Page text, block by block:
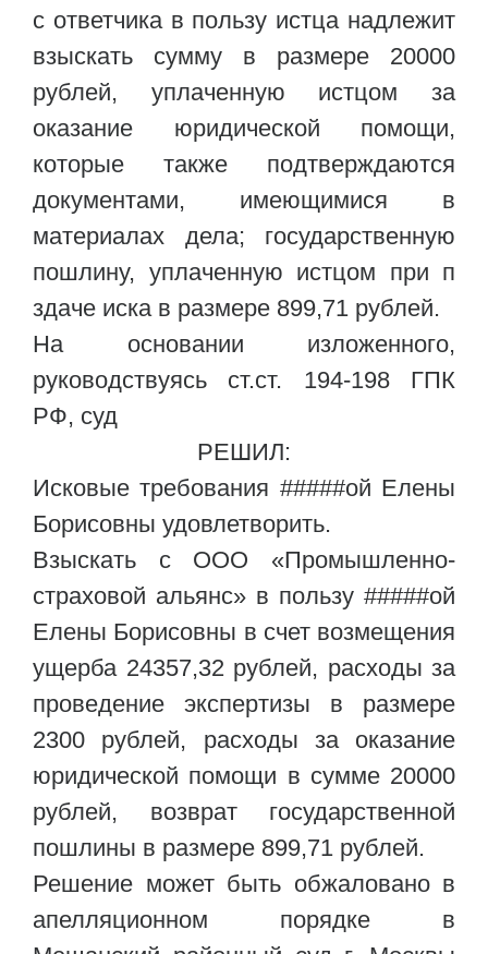
с ответчика в пользу истца надлежит
взыскать сумму в размере 20000
рублей, уплаченную истцом за
оказание юридической помощи,
которые также подтверждаются
документами, имеющимися в
материалах дела; государственную
пошлину, уплаченную истцом при п
здаче иска в размере 899,71 рублей.
На основании изложенного,
руководствуясь ст.ст. 194-198 ГПК
РФ, суд
РЕШИЛ:
Исковые требования #####ой Елены
Борисовны удовлетворить.
Взыскать с ООО «Промышленно-
страховой альянс» в пользу #####ой
Елены Борисовны в счет возмещения
ущерба 24357,32 рублей, расходы за
проведение экспертизы в размере
2300 рублей, расходы за оказание
юридической помощи в сумме 20000
рублей, возврат государственной
пошлины в размере 899,71 рублей.
Решение может быть обжаловано в
апелляционном порядке в